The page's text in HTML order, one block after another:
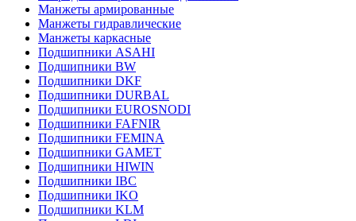
Манжеты армированные
Манжеты гидравлические
Манжеты каркасные
Подшипники ASAHI
Подшипники BW
Подшипники DKF
Подшипники DURBAL
Подшипники EUROSNODI
Подшипники FAFNIR
Подшипники FEMINA
Подшипники GAMET
Подшипники HIWIN
Подшипники IBC
Подшипники IKO
Подшипники KLM